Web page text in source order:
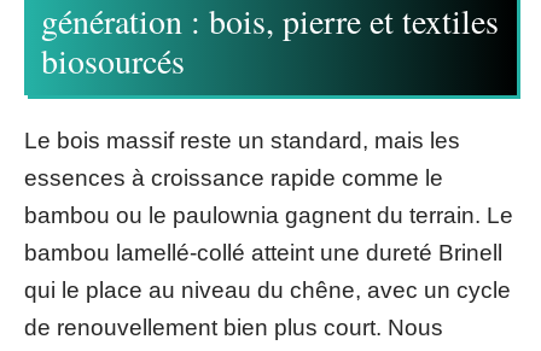
génération : bois, pierre et textiles
biosourcés
Le bois massif reste un standard, mais les
essences à croissance rapide comme le
bambou ou le paulownia gagnent du terrain. Le
bambou lamellé-collé atteint une dureté Brinell
qui le place au niveau du chêne, avec un cycle
de renouvellement bien plus court. Nous